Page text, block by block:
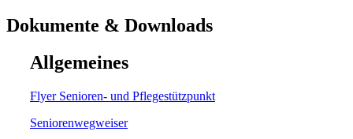
Dokumente & Downloads
Allgemeines
Flyer Senioren- und Pflegestützpunkt
Seniorenwegweiser